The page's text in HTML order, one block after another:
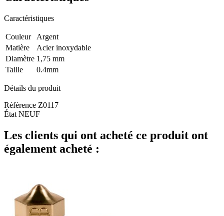
Caractéristiques
Couleur
Argent
Matière
Acier inoxydable
Diamètre 1,75 mm
Taille
0.4mm
Détails du produit
Référence Z0117
État NEUF
Les clients qui ont acheté ce produit ont
également acheté :